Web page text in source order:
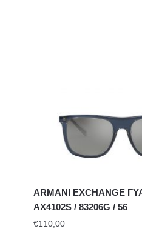
ARMANI EXCHANGE
AX4102S / 83206G / 56
€110,00